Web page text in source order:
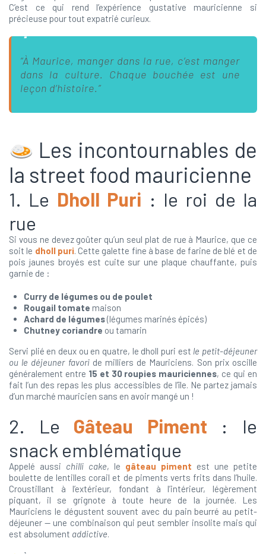
C’est ce qui rend l’expérience gustative mauricienne si
précieuse pour tout expatrié curieux.
“À Maurice, manger dans la rue, c’est manger
dans la culture. Chaque bouchée est une
leçon d’histoire.”
Les incontournables de
la street food mauricienne
1. Le Dholl Puri : le roi de la
rue
Si vous ne devez goûter qu’un seul plat de rue à Maurice, que ce
soit le dholl puri. Cette galette fine à base de farine de blé et de
pois jaunes broyés est cuite sur une plaque chauffante, puis
garnie de :
Curry de légumes ou de poulet
Rougail tomate maison
Achard de légumes(légumes marinés épicés)
Chutney coriandre ou tamarin
Servi plié en deux ou en quatre, le dholl puri est le petit-déjeuner
ou le déjeuner favoride milliers de Mauriciens. Son prix oscille
généralement entre 15 et 30 roupies mauriciennes, ce qui en
fait l’un des repas les plus accessibles de l’île. Ne partez jamais
d’un marché mauricien sans en avoir mangé un !
2. Le Gâteau Piment : le
snack emblématique
Appelé aussi chilli cake, le gâteau piment est une petite
boulette de lentilles corail et de piments verts frits dans l’huile.
Croustillant à l’extérieur, fondant à l’intérieur, légèrement
piquant, il se grignote à toute heure de la journée. Les
Mauriciens le dégustent souvent avec du pain beurré au petit-
déjeuner — une combinaison qui peut sembler insolite mais qui
est absolument addictive.